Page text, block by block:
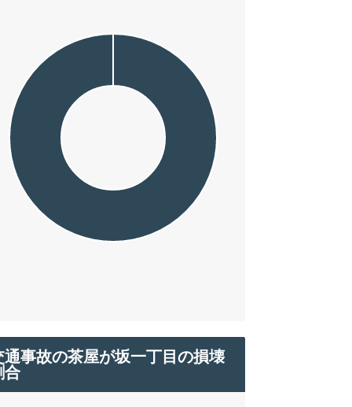
通事故の茶屋が坂一丁目の損壊
合